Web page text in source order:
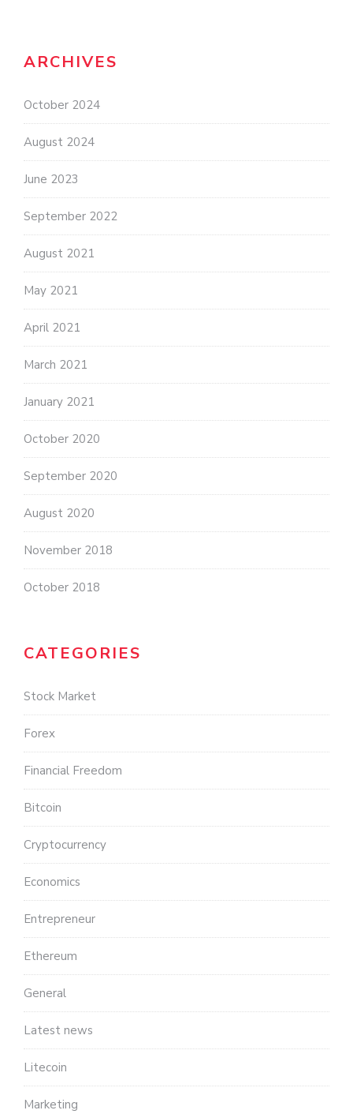
ARCHIVES
October 2024
August 2024
June 2023
September 2022
August 2021
May 2021
April 2021
March 2021
January 2021
October 2020
September 2020
August 2020
November 2018
October 2018
CATEGORIES
Stock Market
Forex
Financial Freedom
Bitcoin
Cryptocurrency
Economics
Entrepreneur
Ethereum
General
Latest news
Litecoin
Marketing